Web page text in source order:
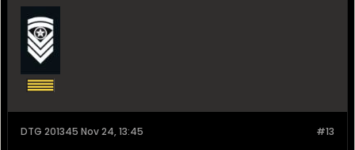
#13
DTG 201345 Nov 24, 13:45